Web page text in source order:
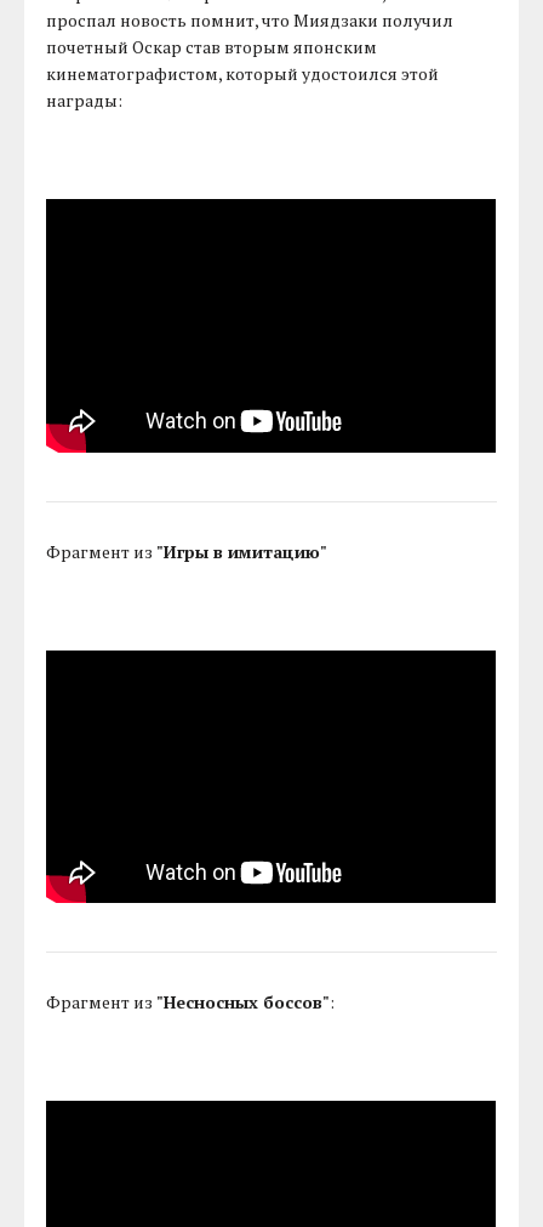
проспал новость помнит, что Миядзаки получил
почетный Оскар став вторым японским
кинематографистом, который удостоился этой
награды:
Фрагмент из "Игры в имитацию"
Фрагмент из "Несносных боссов":